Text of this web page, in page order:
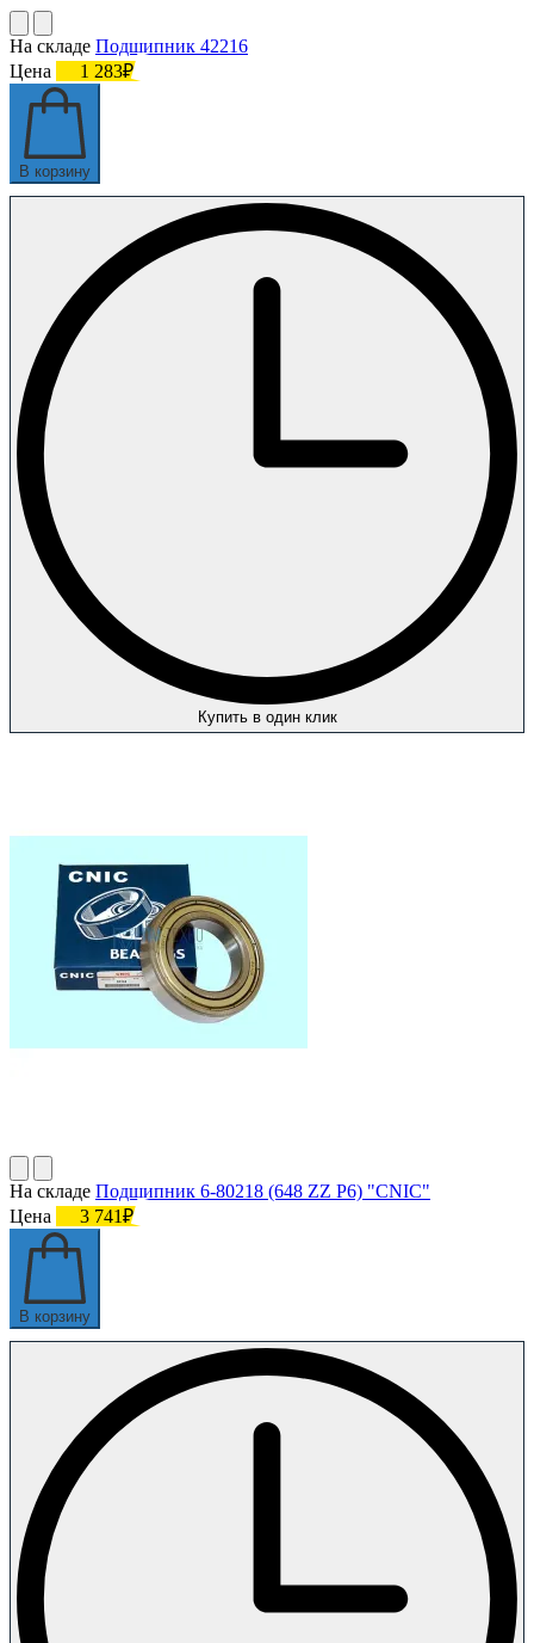
На складе Подшипник 42216
Цена
1 283₽
В корзину
Купить в один клик
На складе Подшипник 6-80218 (648 ZZ P6) "CNIC"
Цена
3 741₽
В корзину